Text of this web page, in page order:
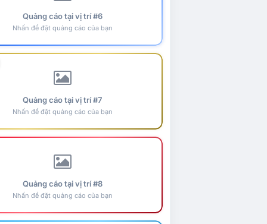
Quảng cáo tại vị trí #6
Nhấn để đặt quảng cáo của bạn
Quảng cáo tại vị trí #7
Nhấn để đặt quảng cáo của bạn
Quảng cáo tại vị trí #8
Nhấn để đặt quảng cáo của bạn